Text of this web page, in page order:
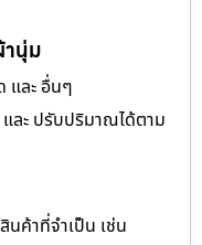
านุ่ม
และ อื่นๆ
ละ ปรับปริมาณได้ตาม
ค้าที่จำเป็น เช่น